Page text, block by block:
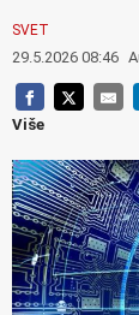
SVET
29.5.2026 08:46
Više